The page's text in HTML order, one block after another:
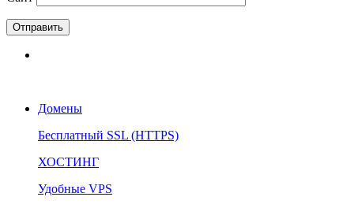
Домены
Бесплатный SSL (HTTPS)
ХОСТИНГ
Удобные VPS